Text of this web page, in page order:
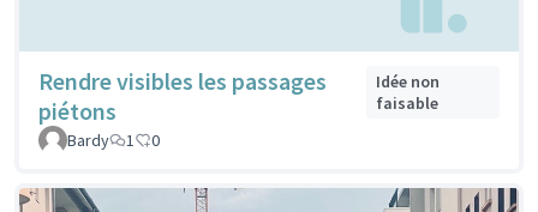
Rendre visibles les passages
piétons
Idée non
faisable
Bardy
1 0